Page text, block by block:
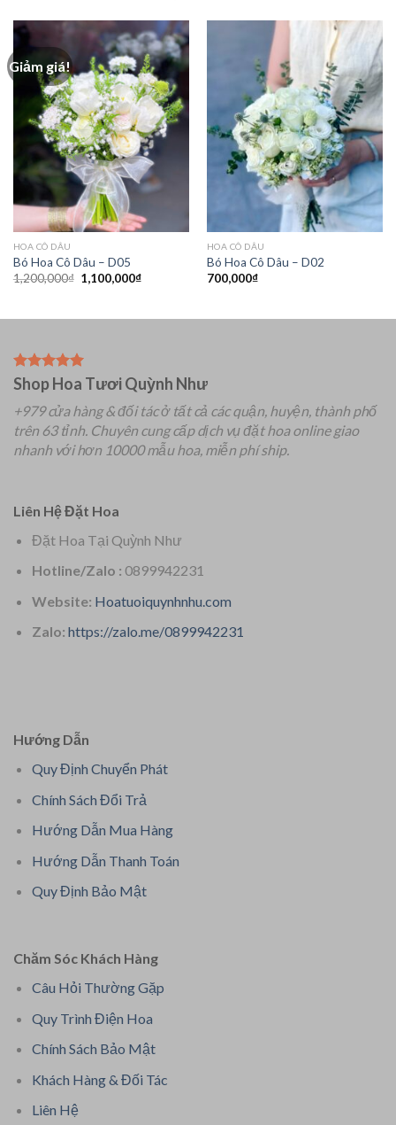
Giảm giá!
HOA CÔ DÂU
Bó Hoa Cô Dâu – D05
1,200,000₫ Giá
gốc
1,100,000₫Giá
1,100,000₫.
HOA CÔ DÂU
Bó Hoa Cô Dâu – D02
700,000₫
Shop Hoa Tươi Quỳnh Như
+979 cửa hàng & đối tác ở tất cả các quận, huyện, thành phố
trên 63 tỉnh. Chuyên cung cấp dịch vụ đặt hoa online giao
nhanh với hơn 10000 mẫu hoa, miễn phí ship.
Liên Hệ Đặt Hoa
Đặt Hoa Tại Quỳnh Như
Hotline/Zalo : 0899942231
Website: Hoatuoiquynhnhu.com
Zalo: https://zalo.me/0899942231
Hướng Dẫn
Quy Định Chuyển Phát
Chính Sách Đổi Trả
Hướng Dẫn Mua Hàng
Hướng Dẫn Thanh Toán
Quy Định Bảo Mật
Chăm Sóc Khách Hàng
Câu Hỏi Thường Gặp
Quy Trình Điện Hoa
Chính Sách Bảo Mật
Khách Hàng & Đối Tác
Liên Hệ